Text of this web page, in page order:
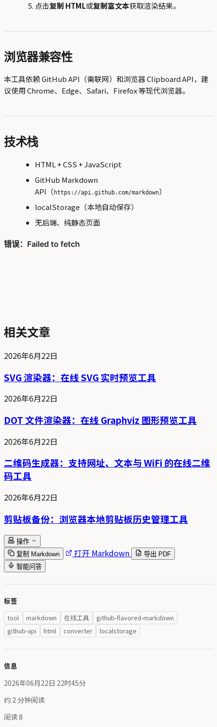
点击复制 HTML或复制富文本获取渲染结果。
浏览器兼容性
本工具依赖 GitHub API（需联网）和浏览器 Clipboard API，建
议使用 Chrome、Edge、Safari、Firefox 等现代浏览器。
技术栈
HTML + CSS + JavaScript
GitHub Markdown
API（ https://api.github.com/markdown）
localStorage（本地自动保存）
无后端、纯静态页面
相关文章
2026年6月22日
SVG 渲染器：在线 SVG 实时预览工具
2026年6月22日
DOT 文件渲染器：在线 Graphviz 图形预览工具
2026年6月22日
二维码生成器：支持网址、文本与 WiFi 的在线二维
码工具
2026年6月22日
剪贴板备份：浏览器本地剪贴板历史管理工具
操作
复制 Markdown
打开 Markdown
导出 PDF
智能问答
标签
tool markdown 在线工具
github-flavored-markdown
github-api
html converter localstorage
信息
2026年06月22日 22时45分
约 2 分钟阅读
阅读8